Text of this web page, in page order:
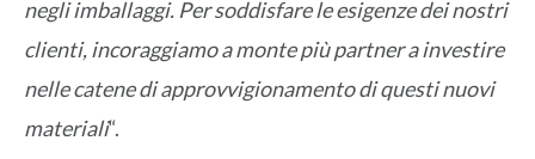
negli imballaggi. Per soddisfare le esigenze dei nostri
clienti, incoraggiamo a monte più partner a investire
nelle catene di approvvigionamento di questi nuovi
materiali“.